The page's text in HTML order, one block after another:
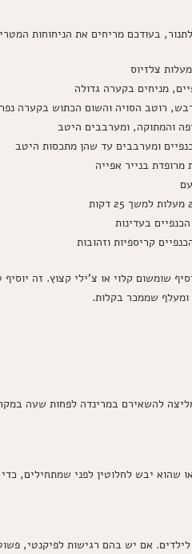
בעודכם מריחים את הניחוחות
מניחים בקערה גדולה
רוטב הסויה והשום הכתוש בקערה
והמתוקה, ומערבבים היטב
ומערבבים עד שהן מתכסות היטב
מרופדת בנייר אפייה
שומשום קלוי או צ'ילי קצוץ. זה
ומעלף שממכר בקלות.
להשאירם במרינדה לפחות שעה
יבש לחלוטין לפני שמתחילים,
אם יש בהם רגישות לפיקנטי,